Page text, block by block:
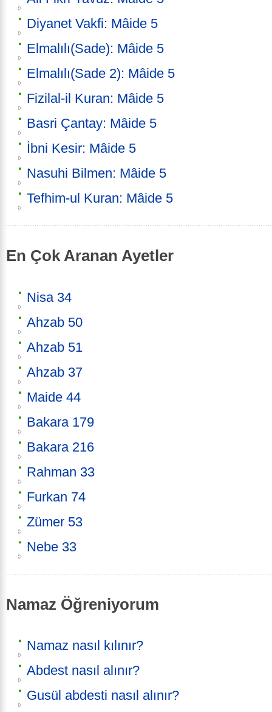
Diyanet Vakfi: Mâide 5
Elmalılı(Sade): Mâide 5
Elmalılı(Sade 2): Mâide 5
Fizilal-il Kuran: Mâide 5
Basri Çantay: Mâide 5
İbni Kesir: Mâide 5
Nasuhi Bilmen: Mâide 5
Tefhim-ul Kuran: Mâide 5
En Çok Aranan Ayetler
Nisa 34
Ahzab 50
Ahzab 51
Ahzab 37
Maide 44
Bakara 179
Bakara 216
Rahman 33
Furkan 74
Zümer 53
Nebe 33
Namaz Öğreniyorum
Namaz nasıl kılınır?
Abdest nasıl alınır?
Gusül abdesti nasıl alınır?